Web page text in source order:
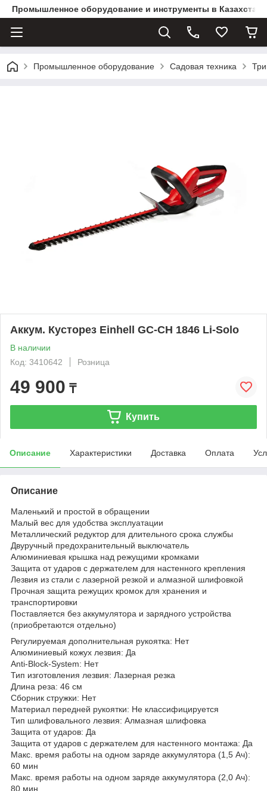
Промышленное оборудование и инструменты в
Промышленное оборудование Садовая техника
Аккум. Кусторез Einhell GC-CH 1846 Li-Solo
В наличии
Код: 3410642
Розница
49 900 ₸
Купить
Описание Характеристики Доставка Оплата
Описание
Маленький и простой в обращении
Малый вес для удобства эксплуатации
Металлический редуктор для длительного срока службы
Двуручный предохранительный выключатель
Алюминиевая крышка над режущими кромками
Защита от ударов с держателем для настенного крепления
Лезвия из стали с лазерной резкой и алмазной шлифовкой
Прочная защита режущих кромок для хранения и
транспортировки
Поставляется без аккумулятора и зарядного устройства
(приобретаются отдельно)
Регулируемая дополнительная рукоятка: Нет
Алюминиевый кожух лезвия: Да
Anti-Block-System: Нет
Тип изготовления лезвия: Лазерная резка
Длина реза: 46 см
Сборник стружки: Нет
Материал передней рукоятки: Не классифицируется
Тип шлифовального лезвия: Алмазная шлифовка
Защита от ударов: Да
Защита от ударов с держателем для настенного монтажа: Да
Макс. время работы на одном заряде аккумулятора (1,5 Ач):
60 мин
Макс. время работы на одном заряде аккумулятора (2,0 Ач):
80 мин